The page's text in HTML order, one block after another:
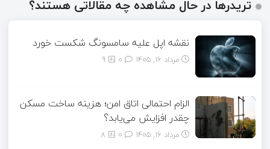
تریدرها در حال مشاهده چه مقالاتی هستند؟
نقشه اپل علیه سامسونگ شکست خورد
مرداد ۱۶, ۱۴۰۵ 9
الزام احتمالی اتاق امن؛ هزینه ساخت مسکن
چقدر افزایش می‌یابد؟
مرداد ۱۶, ۱۴۰۵ 8